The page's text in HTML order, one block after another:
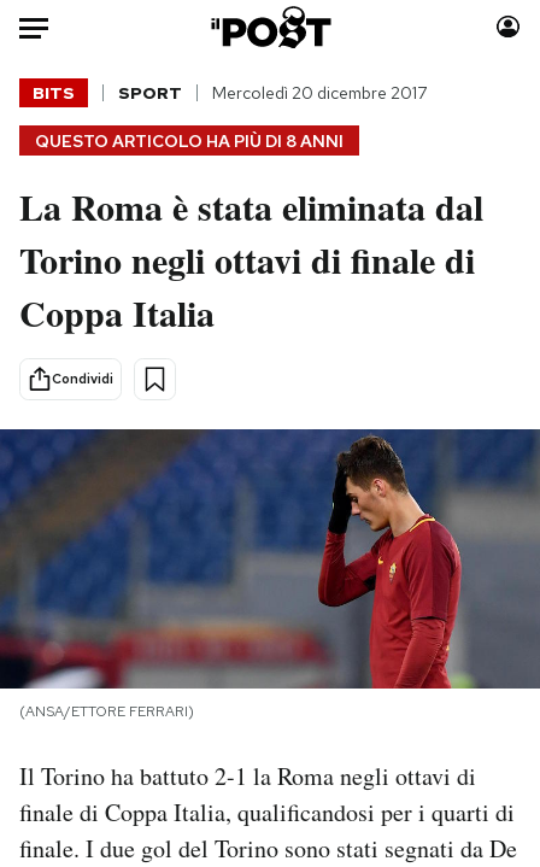
Auto
HOME
Italia
Politica
Tecnologia
Internet
Scienza
Economia
Moda
Consumismi
Altrecose
Mondiali calcio 2026
NEWSLETTER
SHOP
QUESTO ARTICOLO HA PIÙ DI 8 ANNI
BITS SPORT Mercoledì 20 dicembre 2017
La Roma è stata eliminata dal
Torino negli ottavi di finale di
Coppa Italia
Condividi
(ANSA/ETTORE FERRARI)
Il Torino ha battuto 2-1 la Roma negli ottavi di
finale di Coppa Italia, qualificandosi per i quarti di
finale. I due gol del Torino sono stati segnati da De